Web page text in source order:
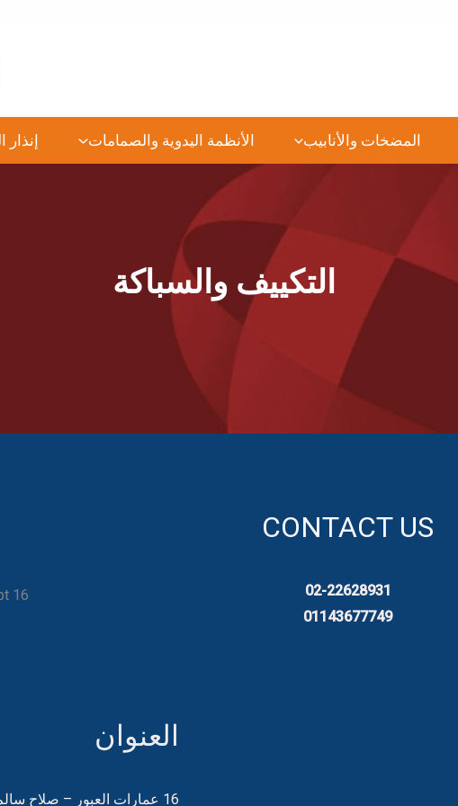
المضخات والأنابيب الأنظمة اليدوية والصمامات إنذار
التكييف والسباكة
CONTACT US
02-22628931
01143677749
16 El Obour Bldgs - Salah Salem - Floor 6 - Cairo Egypt
العنوان
16 عمارات العبور – صلاح سالم – الدور 6 – القاهرة مصر